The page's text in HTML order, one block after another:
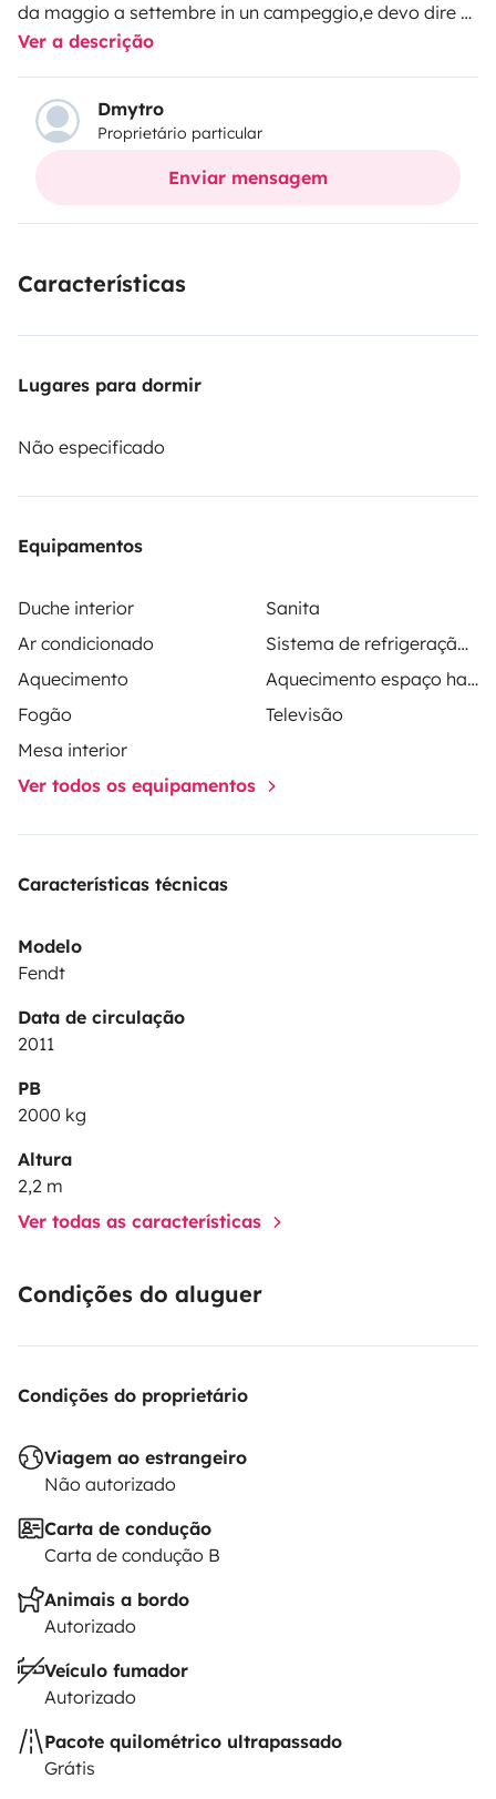
da maggio a settembre in un campeggio,e devo dire e
molto comoda e spaziosa.grazie.
le condizioni sono discrete?ho fatto molti lavoretti per
renderla unica,e comunque non manca niente.
Molto importante:per trainare questa roulotte e
necessaria la patente auto e rimorchio.BE.
non avete mezzo e patente adatti.
Ver a descrição
Dmytro
Proprietário particular
Enviar mensagem
Características
Lugares para dormir
Não especificado
Equipamentos
Duche interior
Sanita
Ar condicionado
Sistema de refrigeração no espaço habitacional
Aquecimento
Aquecimento espaço habitacional
Fogão
Televisão
Mesa interior
Ver todos os equipamentos
Características técnicas
Modelo
Fendt
Data de circulação
2011
PB
2000 kg
Altura
2,2 m
Ver todas as características
Condições do aluguer
Condições do proprietário
Viagem ao estrangeiro
Não autorizado
Carta de condução
Carta de condução B
Animais a bordo
Autorizado
Veículo fumador
Autorizado
Pacote quilométrico ultrapassado
Grátis